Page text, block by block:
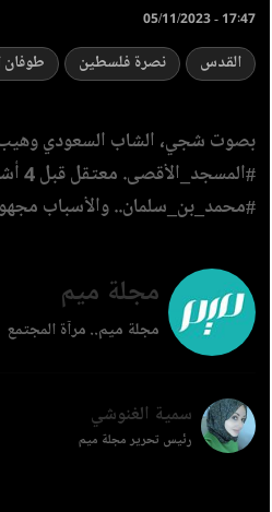
05/11/2023 - 17:47
القدس نصرة فلسطين طوفان
بصوت شجي، الشاب السعودي وهيب
#محمد_بن_سلمان.. والأسباب
مجلة ميم
مجلة ميم.. مرآة المجتمع
سمية الغنوشي
رئيس تحرير مجلة ميم